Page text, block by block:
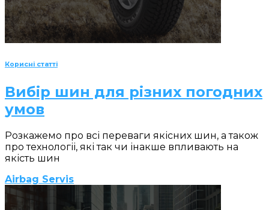
Корисні статті
Вибір шин для різних погодних
умов
Розкажемо про всі переваги якісних шин, а також
про технологіі, які так чи інакше впливають на
якість шин
Airbag Servis